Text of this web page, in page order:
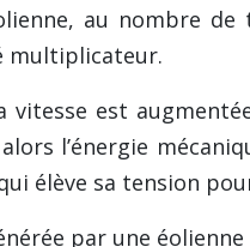
au nombre
multiplicateur.
est
l’énergie
élève sa tension
par une